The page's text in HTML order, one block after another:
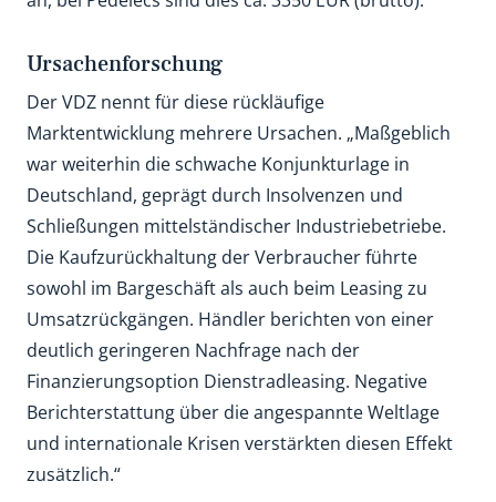
Ursachenforschung
Der VDZ nennt für diese rückläufige
Marktentwicklung mehrere Ursachen. „Maßgeblich
war weiterhin die schwache Konjunkturlage in
Deutschland, geprägt durch Insolvenzen und
Schließungen mittelständischer Industriebetriebe.
Die Kaufzurückhaltung der Verbraucher führte
sowohl im Bargeschäft als auch beim Leasing zu
Umsatzrückgängen. Händler berichten von einer
deutlich geringeren Nachfrage nach der
Finanzierungsoption Dienstradleasing. Negative
Berichterstattung über die angespannte Weltlage
und internationale Krisen verstärkten diesen Effekt
zusätzlich.“